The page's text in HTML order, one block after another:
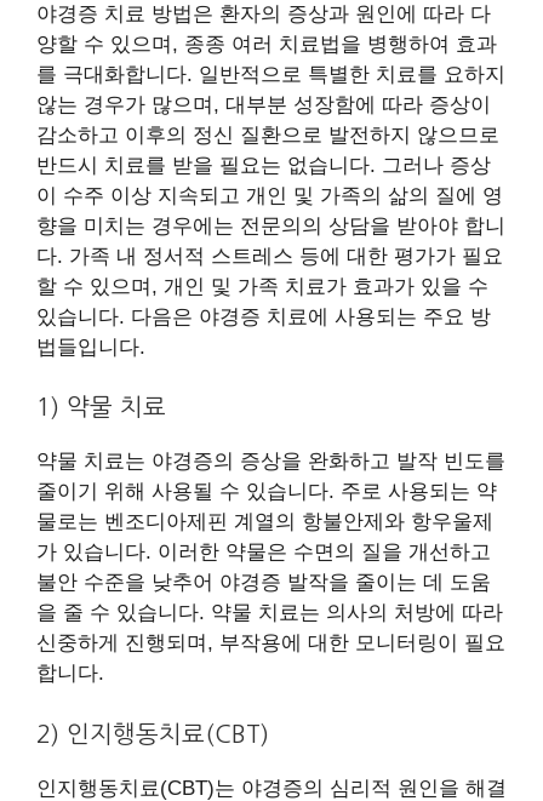
야경증 치료 방법은 환자의 증상과 원인에 따라 다
양할 수 있으며, 종종 여러 치료법을 병행하여 효과
를 극대화합니다. 일반적으로 특별한 치료를 요하지
않는 경우가 많으며, 대부분 성장함에 따라 증상이
감소하고 이후의 정신 질환으로 발전하지 않으므로
반드시 치료를 받을 필요는 없습니다. 그러나 증상
이 수주 이상 지속되고 개인 및 가족의 삶의 질에 영
향을 미치는 경우에는 전문의의 상담을 받아야 합니
다. 가족 내 정서적 스트레스 등에 대한 평가가 필요
할 수 있으며, 개인 및 가족 치료가 효과가 있을 수
있습니다. 다음은 야경증 치료에 사용되는 주요 방
법들입니다.
1) 약물 치료
약물 치료는 야경증의 증상을 완화하고 발작 빈도를
줄이기 위해 사용될 수 있습니다. 주로 사용되는 약
물로는 벤조디아제핀 계열의 항불안제와 항우울제
가 있습니다. 이러한 약물은 수면의 질을 개선하고
불안 수준을 낮추어 야경증 발작을 줄이는 데 도움
을 줄 수 있습니다. 약물 치료는 의사의 처방에 따라
신중하게 진행되며, 부작용에 대한 모니터링이 필요
합니다.
2) 인지행동치료(CBT)
인지행동치료(CBT)는 야경증의 심리적 원인을 해결